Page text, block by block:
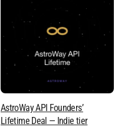
AstroWay API Founders’
Lifetime Deal — Indie tier